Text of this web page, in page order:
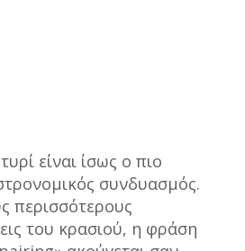
είναι ίσως ο πιο
συνδυασμός.
περισσότερους
του κρασιού, η φράση